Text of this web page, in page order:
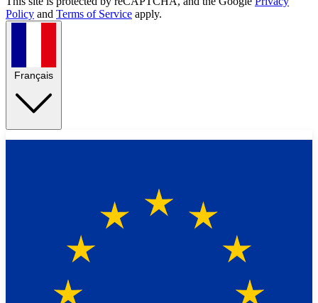
Policy and Terms of Service apply.
Français